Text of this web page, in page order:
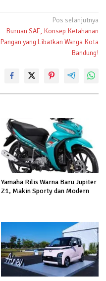
Pos selanjutnya
Buruan SAE, Konsep Ketahanan
Pangan yang Libatkan Warga Kota
Bandung!
Yamaha Rilis Warna Baru Jupiter
Z1, Makin Sporty dan Modern